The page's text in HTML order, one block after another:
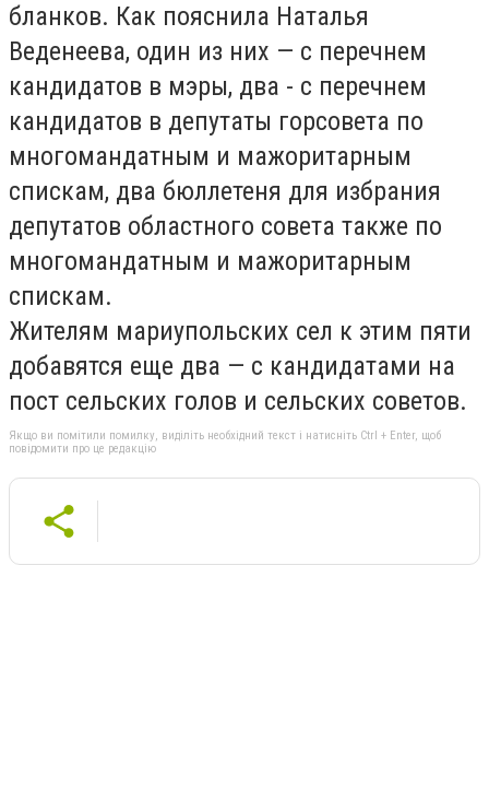
бланков. Как пояснила Наталья
Веденеева, один из них — с перечнем
кандидатов в мэры, два - с перечнем
кандидатов в депутаты горсовета по
многомандатным и мажоритарным
спискам, два бюллетеня для избрания
депутатов областного совета также по
многомандатным и мажоритарным
спискам.
Жителям мариупольских сел к этим пяти
добавятся еще два — с кандидатами на
пост сельских голов и сельских советов.
Якщо ви помітили помилку, виділіть необхідний текст і натисніть Ctrl + Enter, щоб
повідомити про це редакцію